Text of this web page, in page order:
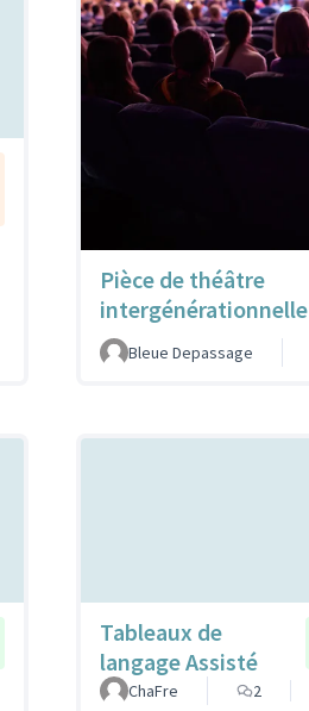
Pièce de théâtre
intergénérationnelle
Bleue Depassage
Tableaux de
langage Assisté
ChaFre
2